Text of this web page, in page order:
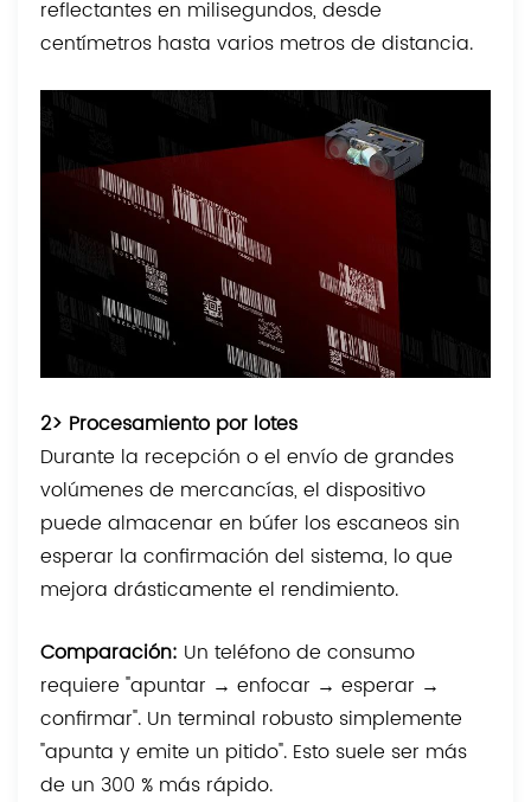
reflectantes en milisegundos, desde
centímetros hasta varios metros de distancia.
2> Procesamiento por lotes
Durante la recepción o el envío de grandes
volúmenes de mercancías, el dispositivo
puede almacenar en búfer los escaneos sin
esperar la confirmación del sistema, lo que
mejora drásticamente el rendimiento.
Comparación: Un teléfono de consumo
requiere "apuntar → enfocar → esperar →
confirmar". Un terminal robusto simplemente
"apunta y emite un pitido". Esto suele ser más
de un 300 % más rápido.